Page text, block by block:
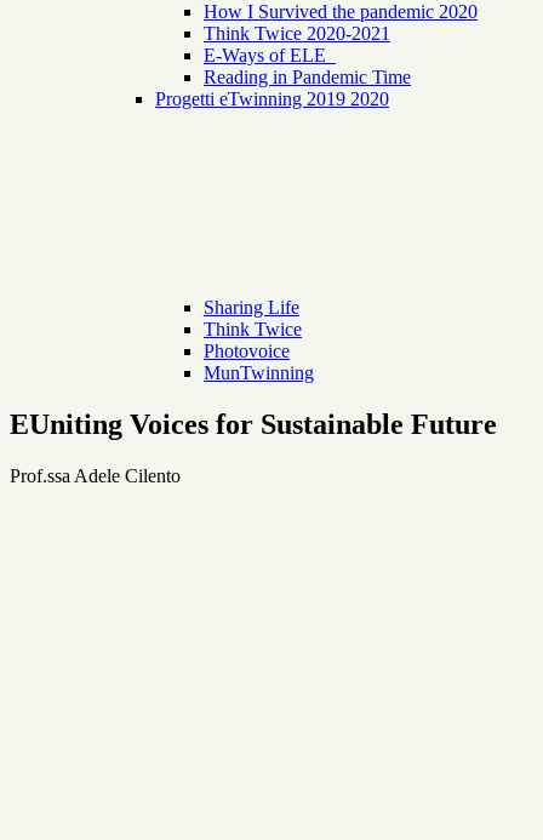
How I Survived the pandemic 2020
Think Twice 2020-2021
E-Ways of ELE
Reading in Pandemic Time
Progetti eTwinning 2019 2020
Sharing Life
Think Twice
Photovoice
MunTwinning
EUniting Voices for Sustainable Future
Prof.ssa Adele Cilento